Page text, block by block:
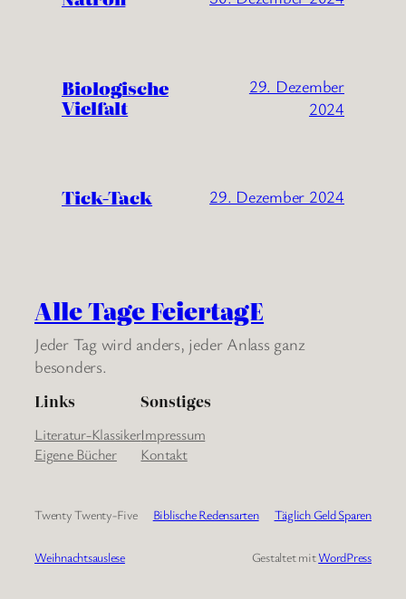
Biologische
Vielfalt
29. Dezember
2024
Tick-Tack 29. Dezember 2024
Alle Tage FeiertagE
Jeder Tag wird anders, jeder Anlass ganz
besonders.
Links
Literatur-Klassiker
Eigene Bücher
Sonstiges
Impressum
Kontakt
Twenty Twenty-Five Biblische Redensarten Täglich Geld Sparen
Weihnachtsauslese Gestaltet mitWordPress